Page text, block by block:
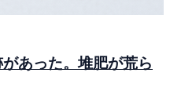
あった。堆肥が荒ら